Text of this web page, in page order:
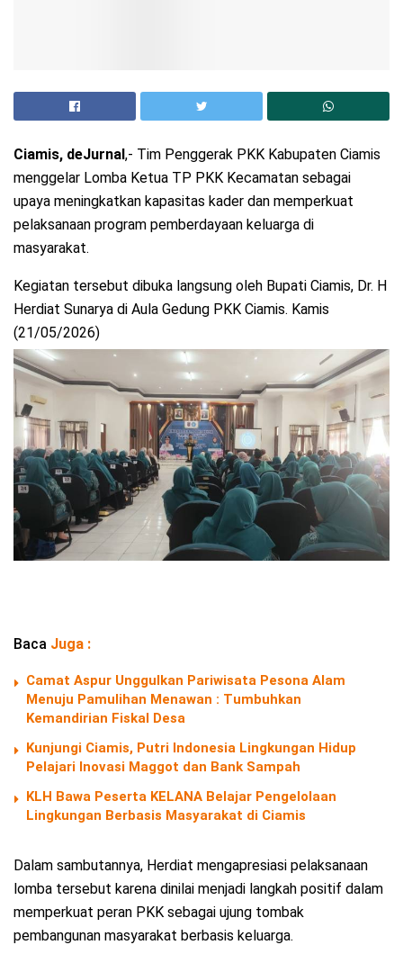
Ciamis, deJurnal ,- Tim Penggerak PKK Kabupaten Ciamis
menggelar Lomba Ketua TP PKK Kecamatan sebagai
upaya meningkatkan kapasitas kader dan memperkuat
pelaksanaan program pemberdayaan keluarga di
masyarakat.
Kegiatan tersebut dibuka langsung oleh Bupati Ciamis, Dr. H
Herdiat Sunarya di Aula Gedung PKK Ciamis. Kamis
(21/05/2026)
Baca Juga :
Camat Aspur Unggulkan Pariwisata Pesona Alam
Menuju Pamulihan Menawan : Tumbuhkan
Kemandirian Fiskal Desa
Kunjungi Ciamis, Putri Indonesia Lingkungan Hidup
Pelajari Inovasi Maggot dan Bank Sampah
KLH Bawa Peserta KELANA Belajar Pengelolaan
Lingkungan Berbasis Masyarakat di Ciamis
Dalam sambutannya, Herdiat mengapresiasi pelaksanaan
lomba tersebut karena dinilai menjadi langkah positif dalam
memperkuat peran PKK sebagai ujung tombak
pembangunan masyarakat berbasis keluarga.